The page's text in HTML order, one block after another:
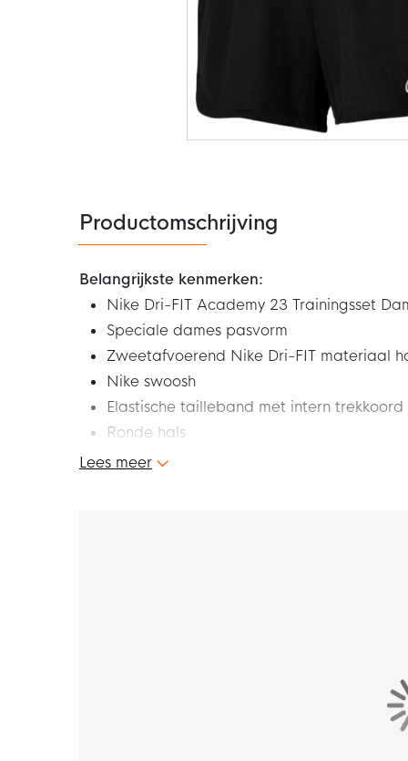
de
afbeeldingen-
gallerij
Productomschrijving
Belangrijkste kenmerken:
Nike Dri-FIT Academy 23 Trainingsset
Speciale dames pasvorm
Zweetafvoerend Nike Dri-FIT materiaal
Nike swoosh
Elastische tailleband met intern trekkoord
Ronde hals
Mesh vlakken bieden extra ventilatie
met intern trekkoord. De mesh vlakken
Lees meer